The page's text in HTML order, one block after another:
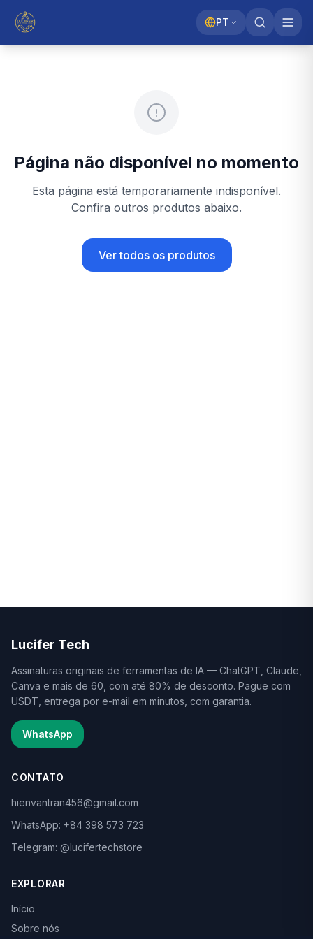
PT
Página não disponível no momento
Esta página está temporariamente indisponível.
Confira outros produtos abaixo.
Ver todos os produtos
Lucifer Tech
Assinaturas originais de ferramentas de IA — ChatGPT, Claude,
Canva e mais de 60, com até 80% de desconto. Pague com
USDT, entrega por e-mail em minutos, com garantia.
WhatsApp
CONTATO
hienvantran456@gmail.com
WhatsApp: +84 398 573 723
Telegram: @lucifertechstore
EXPLORAR
Início
Sobre nós